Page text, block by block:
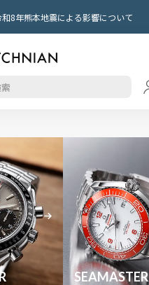
和8年熊本地震による影響について
SEAMASTER